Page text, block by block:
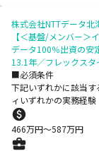
株式会社NTTデータ北
【＜基盤/メンバー＞
データ100％出資の安
13.1年／フレックスタ
■必須条件
下記いずれかに該当
ィいずれかの実務経
466万円〜587万円